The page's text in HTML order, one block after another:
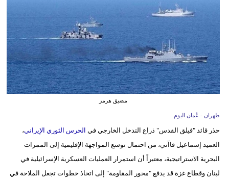
أخبار
إعلام
تعليم
علوم
وتكنولوجيا
مضيق هرمز
طهران - عُمان اليوم
حذر قائد "فيلق القدس" ذراع التدخل الخارجي في الحرس الثوري الإيراني،
العميد إسماعيل قاآني، من احتمال توسع المواجهة الإقليمية إلى الممرات
البحرية الاستراتيجية، معتبراً أن استمرار العمليات العسكرية الإسرائيلية في
لبنان وقطاع غزة قد يدفع "محور المقاومة" إلى اتخاذ خطوات تجعل الملاحة في